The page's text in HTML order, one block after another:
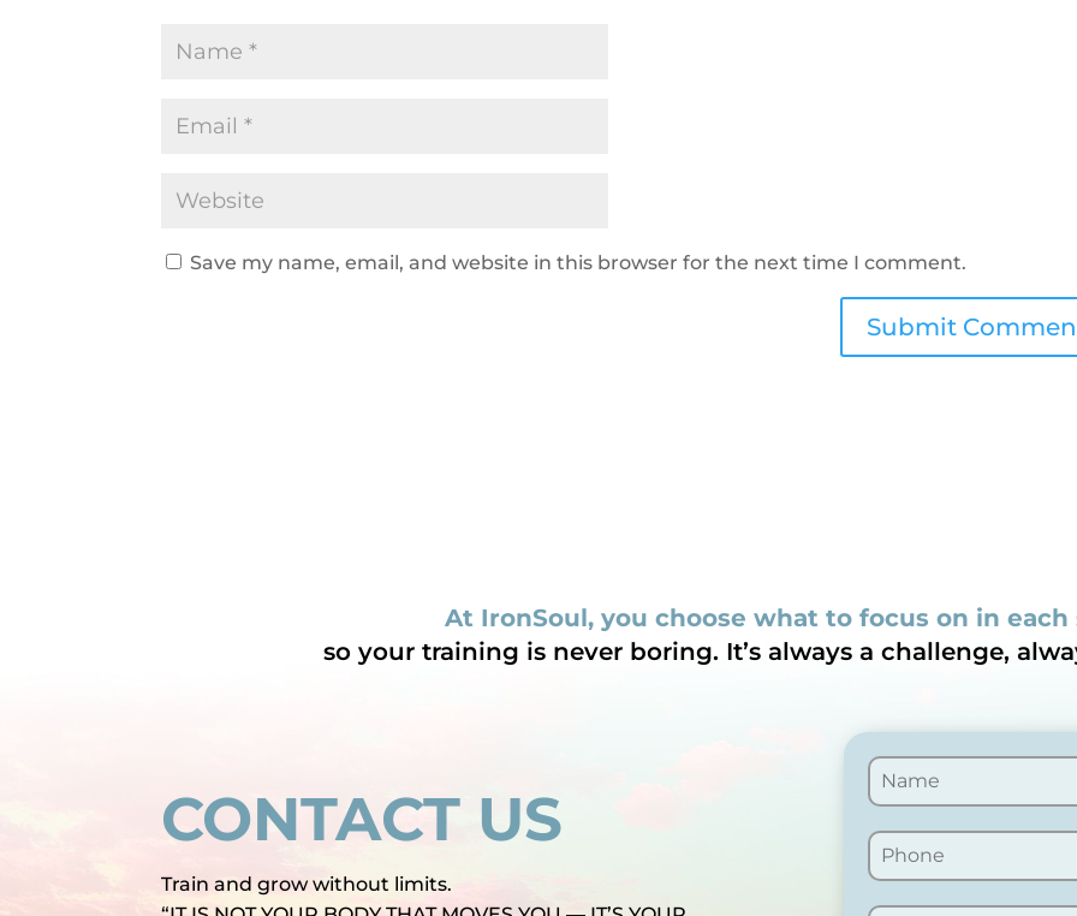
Save my name, email, and website in this browser for the next time I comment.
At IronSoul, you choose what to focus on in each
so your training is never boring. It’s always a challenge,
CONTACT US
Train and grow without limits.